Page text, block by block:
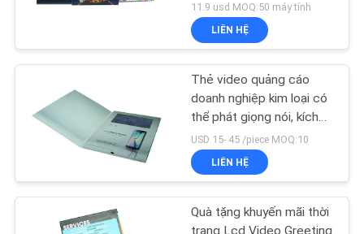
THAM
NHÀ
CHẤT
LƯỢNG
Thẻ video LCD
23
2,4 inch Bộ nhớ 128M
11.9 usd MOQ:50 máy tính
LIÊN HỆ
Thẻ video quảng cáo
doanh nghiệp kim loại có
thể phát giọng nói, kích
thước màn hình 2,4
&quot;/4,3&quot; / 5
&quot;/ 7&quot; /10.1
USD 15- 45 /piece MOQ:10
LIÊN HỆ
Quà tặng khuyến mãi thời
trang Lcd Video Greeting